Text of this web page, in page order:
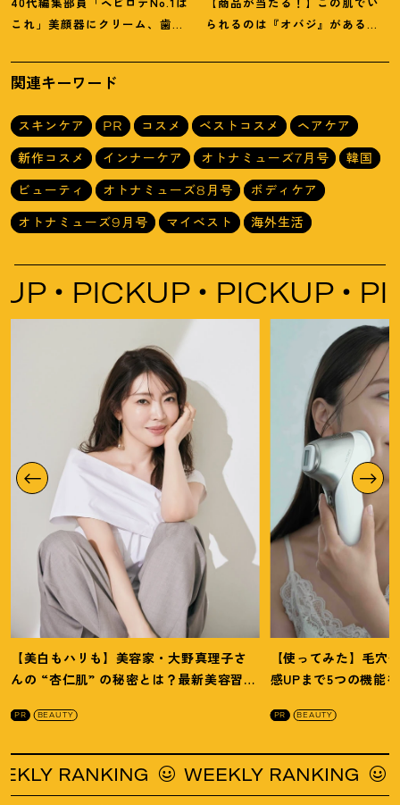
これ」美顔器にクリーム、歯磨
ム】4選
られるのは『オバジ』があるか
バジレシピ」
関連キーワード
スキンケア PR コスメ ベストコスメ
ヘアケア
新作コスメ
インナーケア オトナミューズ7月号
韓国
ビューティ
オトナミューズ8月号
ボディケア
オトナミューズ9月号
マイベスト 海外生活
PICKUP PICKUP
【美白もハリも】美容家・大野真理子さ
んの “杏仁肌” の秘密とは ？ 最新美容習慣
PR BEAUTY
【使ってみた】毛穴
感UPまで5つの機能
PR BEAUTY
RANKING WEEKLY RANKING